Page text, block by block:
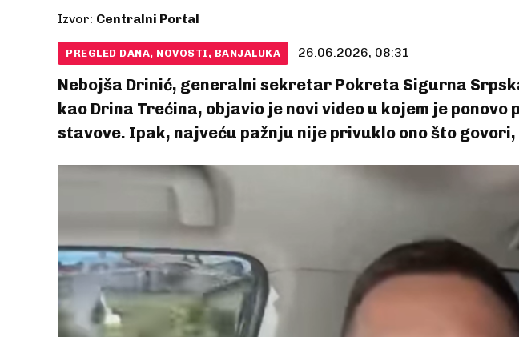
Izvor: Centralni Portal
PREGLED DANA, NOVOSTI, BANJALUKA 26.06.2026, 08:31
Nebojša Drinić, generalni sekretar Pokreta Sigurna
kao Drina Trećina, objavio je novi video u kojem je
stavove. Ipak, najveću pažnju nije privuklo ono što govori,